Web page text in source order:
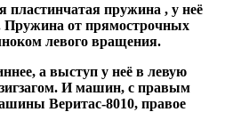
пластинчатая пружина , у неё
Пружина от прямострочных
левого вращения.
а выступ у неё в левую
И машин, с правым
Веритас-8010, правое